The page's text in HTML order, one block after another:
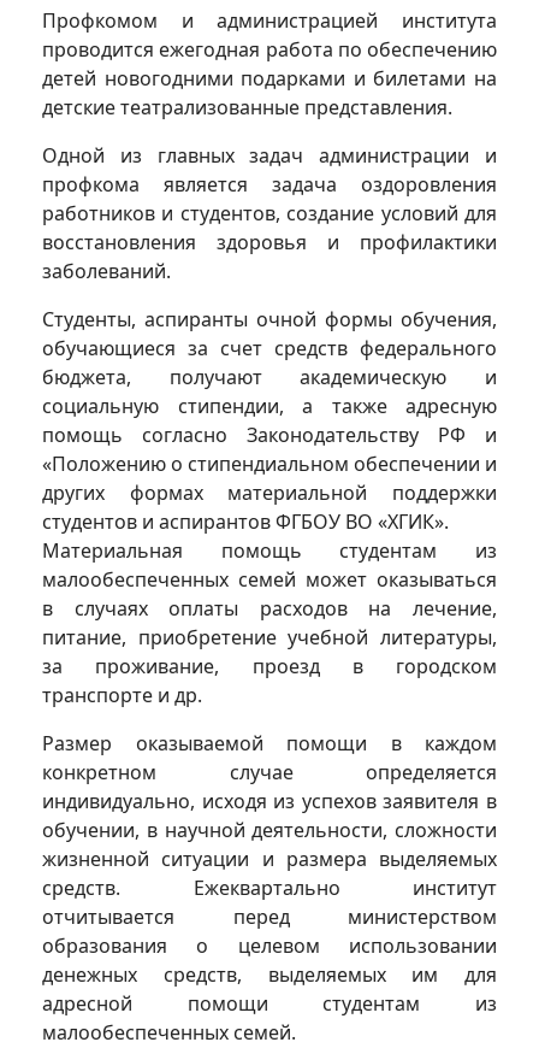
Профкомом и администрацией института
проводится ежегодная работа по обеспечению
детей новогодними подарками и билетами на
детские театрализованные представления.
Одной из главных задач администрации и
профкома является задача оздоровления
работников и студентов, создание условий для
восстановления здоровья и профилактики
заболеваний.
Студенты, аспиранты очной формы обучения,
обучающиеся за счет средств федерального
бюджета, получают академическую и
социальную стипендии, а также адресную
помощь согласно Законодательству РФ и
«Положению о стипендиальном обеспечении и
других формах материальной поддержки
студентов и аспирантов ФГБОУ ВО «ХГИК».
Материальная помощь студентам из
малообеспеченных семей может оказываться
в случаях оплаты расходов на лечение,
питание, приобретение учебной литературы,
за проживание, проезд в городском
транспорте и др.
Размер оказываемой помощи в каждом
конкретном случае определяется
индивидуально, исходя из успехов заявителя в
обучении, в научной деятельности, сложности
жизненной ситуации и размера выделяемых
средств. Ежеквартально институт
отчитывается перед министерством
образования о целевом использовании
денежных средств, выделяемых им для
адресной помощи студентам из
малообеспеченных семей.